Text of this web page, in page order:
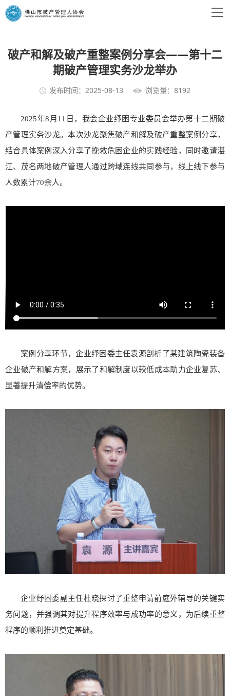
破产和解及破产重整案例分享会——第十二
期破产管理实务沙龙举办
发布时间：2025-08-13 浏览量：8192
2025年8月11日，我会企业纾困专业委员会举办第十二期破
产管理实务沙龙。本次沙龙聚焦破产和解及破产重整案例分享，
结合具体案例深入分享了挽救危困企业的实践经验，同时邀请湛
江、茂名两地破产管理人通过跨域连线共同参与，线上线下参与
人数累计70余人。
案例分享环节，企业纾困委主任袁源剖析了某建筑陶瓷装备
企业破产和解方案，展示了和解制度以较低成本助力企业复苏、
显著提升清偿率的优势。
企业纾困委副主任杜晓探讨了重整申请前庭外辅导的关键实
务问题，并强调其对提升程序效率与成功率的意义，为后续重整
程序的顺利推进奠定基础。